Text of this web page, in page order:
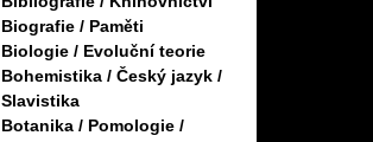
Biografie / Paměti
Biologie / Evoluční teorie
Bohemistika / Český jazyk /
Slavistika
Botanika / Pomologie /